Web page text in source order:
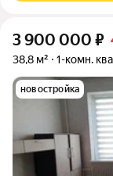
3 900 000 ₽
38,8 м² 1-комн.
новостройка